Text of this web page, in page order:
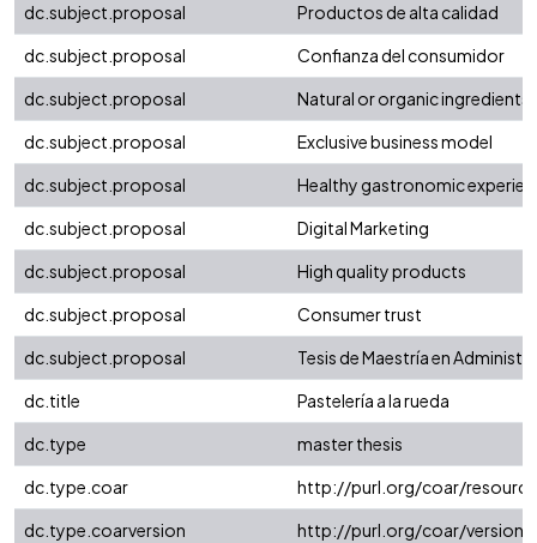
dc.subject.proposal
Productos de alta calidad
dc.subject.proposal
Confianza del consumidor
dc.subject.proposal
Natural or organic ingredients
dc.subject.proposal
Exclusive business model
dc.subject.proposal
Healthy gastronomic
dc.subject.proposal
Digital Marketing
dc.subject.proposal
High quality products
dc.subject.proposal
Consumer trust
dc.subject.proposal
Tesis de Maestría en
dc.title
Pastelería a la rueda
dc.type
master thesis
dc.type.coar
http://purl.org/coar/
dc.type.coarversion
http://purl.org/coar/